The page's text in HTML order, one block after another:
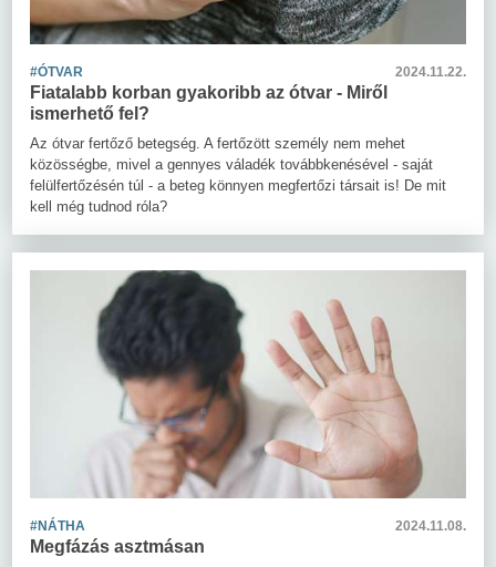
#ÓTVAR 2024.11.22.
Fiatalabb korban gyakoribb az ótvar - Miről
ismerhető fel?
Az ótvar fertőző betegség. A fertőzött személy nem mehet
közösségbe, mivel a gennyes váladék továbbkenésével - saját
felülfertőzésén túl - a beteg könnyen megfertőzi társait is! De mit
kell még tudnod róla?
#NÁTHA 2024.11.08.
Megfázás asztmásan